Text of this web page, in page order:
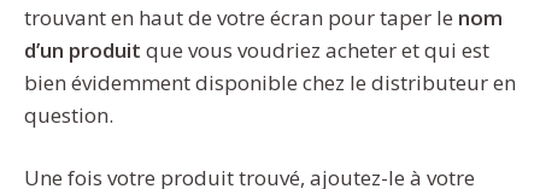
trouvant en haut de votre écran pour taper le nom
d’un produit que vous voudriez acheter et qui est
bien évidemment disponible chez le distributeur en
question.
Une fois votre produit trouvé, ajoutez-le à votre